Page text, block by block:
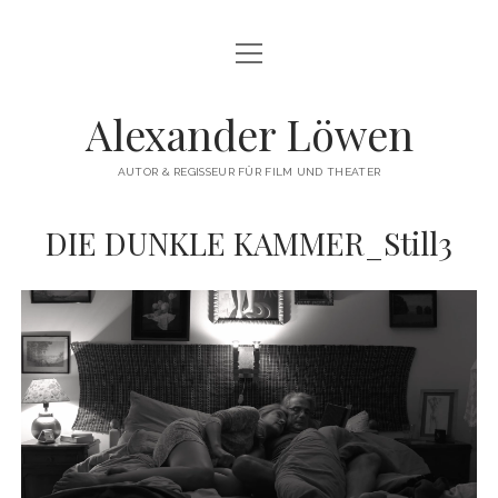
HERZLICH WILLKOMMEN
DREHBUCH & FILMREGIE
COMMERCIAL
VITA
KONTAKT
instagram
Menü
öffnen
Alexander Löwen
AUTOR & REGISSEUR FÜR FILM UND THEATER
DIE DUNKLE KAMMER_Still3